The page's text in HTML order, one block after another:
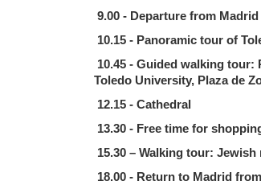
9.00 - Departure from
10.15 - Panoramic tour of
10.45 - Guided walking tour:
Toledo University, Plaza de
12.15 - Cathedral
13.30 - Free time for
15.30 – Walking tour:
18.00 - Return to Madrid